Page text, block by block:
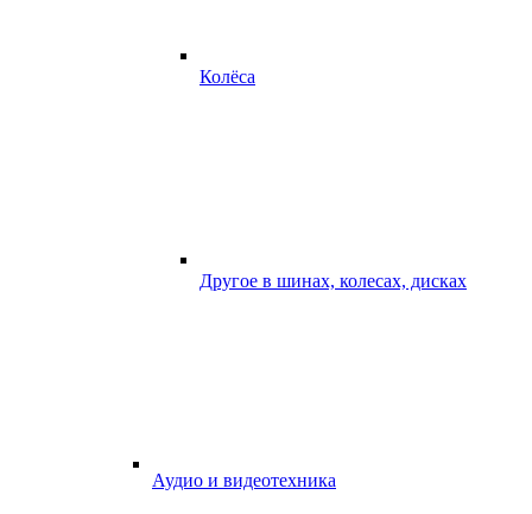
Колёса
Другое в шинах, колесах, дисках
Аудио и видеотехника